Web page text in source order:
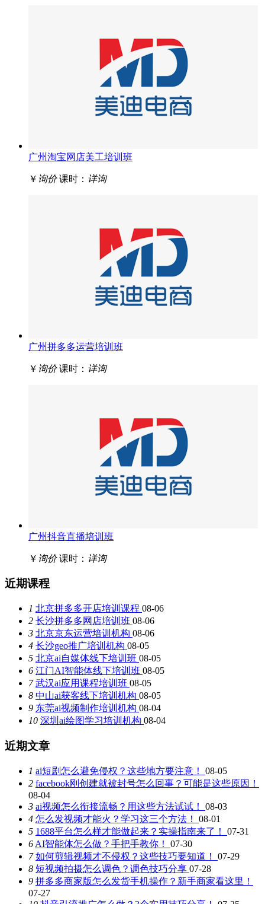
广州淘宝网店美工培训班
￥ 询价 课时： 详询
广州拼多多运营培训班
￥ 询价 课时： 详询
广州抖音直播培训班
￥ 询价 课时： 详询
近期课程
1 北京拼多多开店培训课程 08-06
2 长沙拼多多网店培训班 08-06
3 北京京东运营培训机构 08-06
4 长沙geo推广培训机构 08-05
5 北京ai自媒体线下培训班 08-05
6 江门AI智能体线下培训班 08-05
7 武汉ai应用课程培训班 08-05
8 中山ai获客线下培训机构 08-05
9 东莞ai视频制作培训机构 08-04
10 深圳ai绘图学习培训机构 08-04
近期文章
1 ai短剧怎么避免侵权？这些地方要注意！ 08-05
2 facebook刚创建就被封号怎么回事？可能是这些原因！
08-04
3 ai视频怎么衔接流畅？用这些方法试试！ 08-03
4 怎么发视频才能火？学习这三个方法！ 08-01
5 1688平台怎么样才能做起来？实操指南来了！ 07-31
6 AI智能体怎么做？手把手教你！ 07-30
7 如何剪辑视频才不侵权？这些技巧要知道！ 07-29
8 短视频拍摄怎么调色？调色技巧分享 07-28
9 拼多多商家版怎么发货手机操作？新手商家看这里！
07-27